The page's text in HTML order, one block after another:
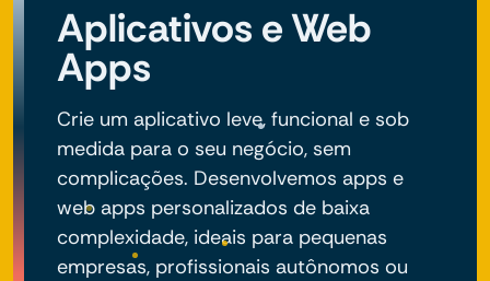
Aplicativos e Web
Apps
Crie um aplicativo leve, funcional e sob
medida para o seu negócio, sem
complicações. Desenvolvemos apps e
web apps personalizados de baixa
complexidade, ideais para pequenas
empresas, profissionais autônomos ou